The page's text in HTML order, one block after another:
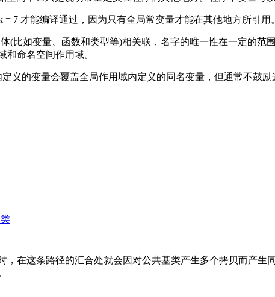
= 7 才能编译通过，因为只有全局常变量才能在其他地方所引用。
(比如变量、函数和类型等)相关联，名字的唯一性在一定的
和命名空间作用域。
义的变量会覆盖全局作用域内定义的同名变量，但通常不鼓励
，在这条路径的汇合处就会因对公共基类产生多个拷贝而产